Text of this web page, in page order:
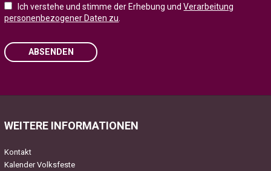
Ich verstehe und stimme der Erhebung undVerarbeitung
personenbezogener Daten zu.
ABSENDEN
WEITERE INFORMATIONEN
Kontakt
Kalender Volksfeste